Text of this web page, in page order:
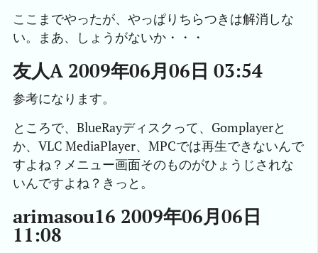
ここまでやったが、やっぱりちらつきは解消しな
い。まあ、しょうがないか・・・
友人A 2009年06月06日 03:54
参考になります。
ところで、BlueRayディスクって、Gomplayerと
か、VLC MediaPlayer、MPCでは再生できないんで
すよね？メニュー画面そのものがひょうじされな
いんですよね？きっと。
arimasou16 2009年06月06日
11:08